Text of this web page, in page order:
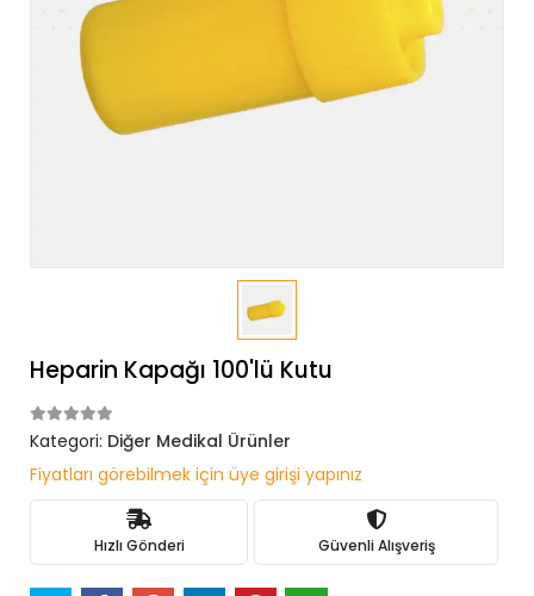
Heparin Kapağı 100'lü Kutu
Kategori: Diğer Medikal Ürünler
Fiyatları görebilmek için üye girişi yapınız
Hızlı Gönderi Güvenli Alışveriş